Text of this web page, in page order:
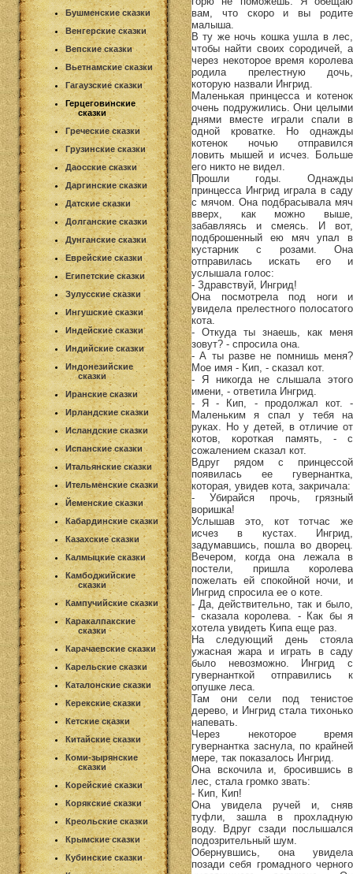
Бушменские сказки
Венгерские сказки
Вепские сказки
Вьетнамские сказки
Гагаузские сказки
Герцеговинские
сказки
Греческие сказки
Грузинские сказки
Даосские сказки
Даргинские сказки
Датские сказки
Долганские сказки
Дунганские сказки
Еврейские сказки
Египетские сказки
Зулусские сказки
Ингушские сказки
Индейские сказки
Индийские сказки
Индонезийские
сказки
Иранские сказки
Ирландские сказки
Исландские сказки
Испанские сказки
Итальянские сказки
Ительменские сказки
Йеменские сказки
Кабардинские сказки
Казахские сказки
Калмыцкие сказки
Камбоджийские
сказки
Кампучийские сказки
Каракалпакские
сказки
Карачаевские сказки
Карельские сказки
Каталонские сказки
Керекские сказки
Кетские сказки
Китайские сказки
Коми-зырянские
сказки
Корейские сказки
Корякские сказки
Креольские сказки
Крымские сказки
Кубинские сказки
вам, что скоро и вы родите
малыша.
В ту же ночь кошка ушла в лес,
чтобы найти своих сородичей, а
через некоторое время королева
родила прелестную дочь,
которую назвали Ингрид.
Маленькая принцесса и котенок
очень подружились. Они целыми
днями вместе играли спали в
одной кроватке. Но однажды
котенок ночью отправился
ловить мышей и исчез. Больше
его никто не видел.
Прошли годы. Однажды
принцесса Ингрид играла в саду
с мячом. Она подбрасывала мяч
вверх, как можно выше,
забавляясь и смеясь. И вот,
подброшенный ею мяч упал в
кустарник с розами. Она
отправилась искать его и
услышала голос:
- Здравствуй, Ингрид!
Она посмотрела под ноги и
увидела прелестного полосатого
кота.
- Откуда ты знаешь, как меня
зовут? - спросила она.
- А ты разве не помнишь меня?
Мое имя - Кип, - сказал кот.
- Я никогда не слышала этого
имени, - ответила Ингрид.
- Я - Кип, - продолжал кот. -
Маленьким я спал у тебя на
руках. Но у детей, в отличие от
котов, короткая память, - с
сожалением сказал кот.
Вдруг рядом с принцессой
появилась ее гувернантка,
которая, увидев кота, закричала:
- Убирайся прочь, грязный
воришка!
Услышав это, кот тотчас же
исчез в кустах. Ингрид,
задумавшись, пошла во дворец.
Вечером, когда она лежала в
постели, пришла королева
пожелать ей спокойной ночи, и
Ингрид спросила ее о коте.
- Да, действительно, так и было,
- сказала королева. - Как бы я
хотела увидеть Кипа еще раз.
На следующий день стояла
ужасная жара и играть в саду
было невозможно. Ингрид с
гувернанткой отправились к
опушке леса.
Там они сели под тенистое
дерево, и Ингрид стала тихонько
напевать.
Через некоторое время
гувернантка заснула, по крайней
мере, так показалось Ингрид.
Она вскочила и, бросившись в
лес, стала громко звать:
- Кип, Кип!
Она увидела ручей и, сняв
туфли, зашла в прохладную
воду. Вдруг сзади послышался
подозрительный шум.
Обернувшись, она увидела
позади себя громадного черного